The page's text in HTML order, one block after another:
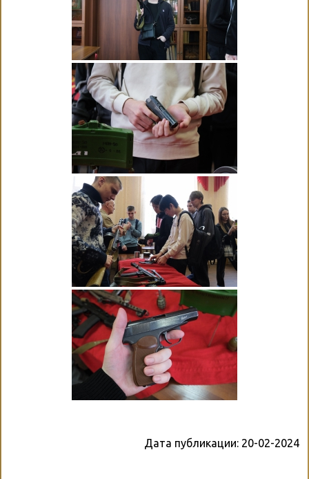
Дата публикации: 20-02-2024